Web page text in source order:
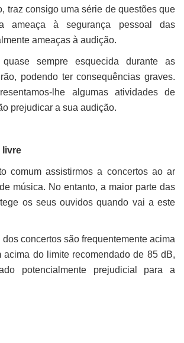
traz consigo uma série de questões que
ameaça à segurança pessoal das
ameaças à audição.
sempre esquecida durante as
podendo ter consequências graves.
lhe algumas atividades de
prejudicar a sua audição.
livre
comum assistirmos a concertos ao ar
música. No entanto, a maior parte das
os seus ouvidos quando vai a este
concertos são frequentemente acima
acima do limite recomendado de 85 dB,
potencialmente prejudicial para a